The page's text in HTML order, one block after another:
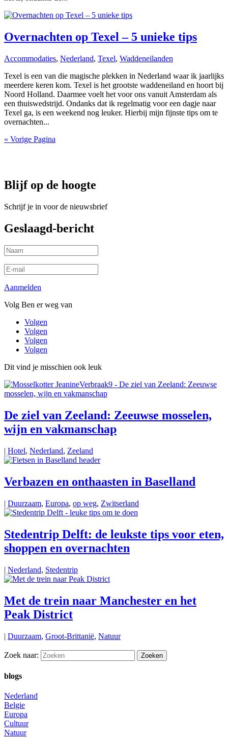
Overnachten op Texel – 5 unieke tips
Accommodaties, Nederland, Texel, Waddeneilanden
Texel is een van die magische plekken in Nederland waar ik jaarlijks
meerdere keren kom. Texel is het grootste waddeneiland en hoort bij
Noord Holland. Daarmee voelt het voor ons vanuit Amsterdam als
een thuiswedstrijd. Ondanks dat ik regelmatig voor een dagje naar
Texel ga, is een weekend nog leuker. Hierbij mijn fijnste tips om te
overnachten...
« Vorige Pagina
Blijf op de hoogte
Schrijf je in voor de nieuwsbrief
Geslaagd-bericht
Aanmelden
Volg Ben er weg van
Volgen
Volgen
Volgen
Volgen
Dit vind je misschien ook leuk
De ziel van Zeeland: Zeeuwse mosselen,
wijn en vakmanschap
| Hotel, Nederland, Zeeland
Verbazen en onthaasten in Baselland
| Duurzaam, Europa, op weg, Zwitserland
Stedentrip Delft: de leukste tips voor eten,
shoppen en overnachten
| Nederland, Stedentrip
Met de trein naar Manchester en het
Peak District
| Duurzaam, Groot-Brittanië, Natuur
Zoek naar:
blogs
Nederland
Belgie
Europa
Cultuur
Natuur